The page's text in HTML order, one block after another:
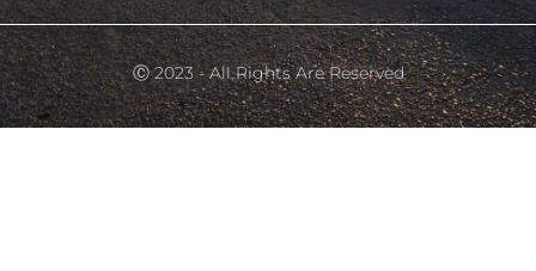
Ⓒ 2023 - All Rights Are Reserved